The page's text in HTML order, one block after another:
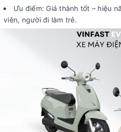
Ưu điểm: Giá thành tốt – hiệu
viên, người đi làm trẻ.